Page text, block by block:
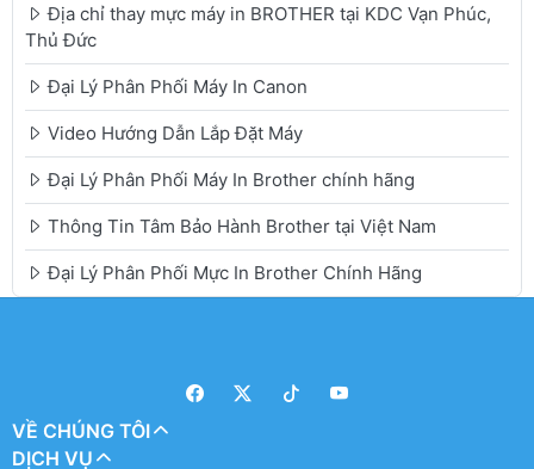
Địa chỉ thay mực máy in BROTHER tại KDC Vạn Phúc,
Thủ Đức
Đại Lý Phân Phối Máy In Canon
Video Hướng Dẫn Lắp Đặt Máy
Đại Lý Phân Phối Máy In Brother chính hãng
Thông Tin Tâm Bảo Hành Brother tại Việt Nam
Đại Lý Phân Phối Mực In Brother Chính Hãng
VỀ CHÚNG TÔI
DỊCH VỤ